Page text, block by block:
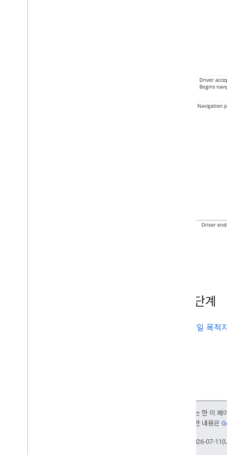
다음 단계
단일 목적
달리 명시되지 않는 한 이 페
부여됩니다. 자세한 내용은
최종 업데이트: 2026-07-